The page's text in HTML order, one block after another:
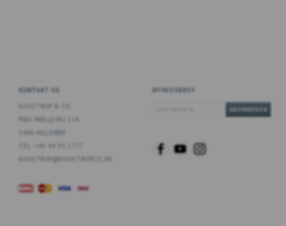
KONTAKT OS
PIBE MØLLEVEJ 13A
3400 HILLERØD
TEL. +45 44 95 1777
NYHEDSBREV
ABONNEREN